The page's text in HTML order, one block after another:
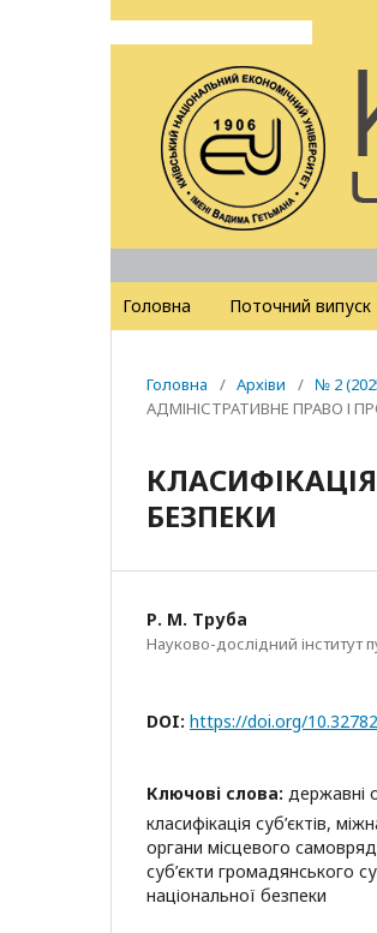
Головна Поточний випуск
Головна / Архіви / № 2
АДМІНІСТРАТИВНЕ ПРАВО І
БЕЗПЕКИ
Р. М. Труба
Науково-дослідний інститут
DOI: https://doi.org/
Ключові слова: державні
класифікація суб’єктів,
органи місцевого
суб’єкти громадянського
національної безпеки